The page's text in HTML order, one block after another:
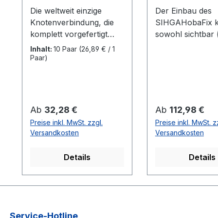
Die weltweit einzige
Knotenverbindung, die
komplett vorgefertigt
werden kann und somit
eine rasche und einfache
Einhängeverbinder
ermöglicht! Ihr Nutzen:
Knotenverbindung aus
zwei baugleichen Teilen
aus 2 Stück) kann
verwechslungsfrei
komplett vorgefertigt
Inhalt: 10 Paar (26,89 € / 1
Paar)
Regulärer Preis:
Ab 32,28 €
Preise inkl. MwSt. zzgl.
Versandkosten
Details
Der Einbau des
SIHGAHobaFix
sowohl sichtbar
Einbau entfällt die
Ausfräsung und
selbe Lehre wird
Montagelehre
der SIHGA Fräs-
Montagelehre
auf die
Regulärer Preis:
Ab 112,98 €
Preise inkl. MwSt.
Versandkosten
Details